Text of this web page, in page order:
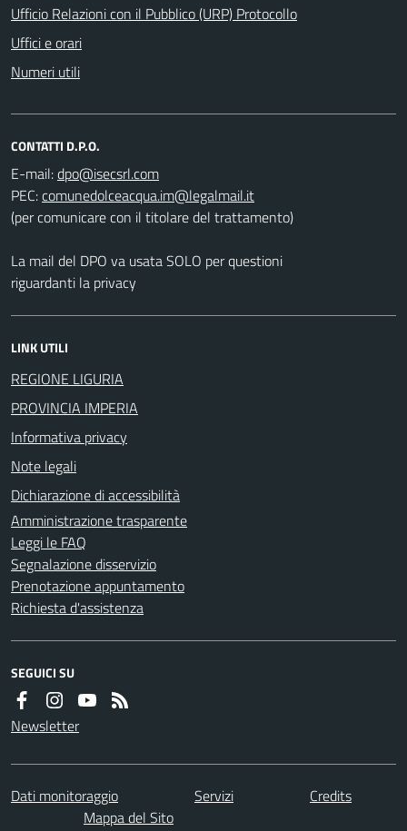
Ufficio Relazioni con il Pubblico (URP) Protocollo
Uffici e orari
Numeri utili
CONTATTI D.P.O.
E-mail:
PEC:
(per comunicare con il titolare del trattamento)
La mail del DPO va usata SOLO per questioni
riguardanti la privacy
LINK UTILI
REGIONE LIGURIA
PROVINCIA IMPERIA
Informativa privacy
Note legali
Dichiarazione di accessibilità
Amministrazione trasparente
Leggi le FAQ
Segnalazione disservizio
Prenotazione appuntamento
Richiesta d'assistenza
SEGUICI SU
Newsletter
Dati monitoraggio Servizi
Credits
Mappa del Sito